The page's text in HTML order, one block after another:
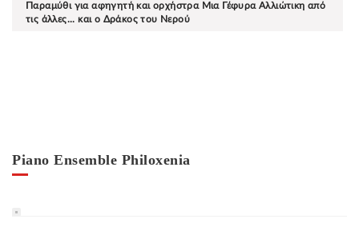
Παραμύθι για αφηγητή και ορχήστρα Μια Γέφυρα Αλλιώτικη από
τις άλλες... και ο Δράκος του Νερού
Piano Ensemble Philoxenia